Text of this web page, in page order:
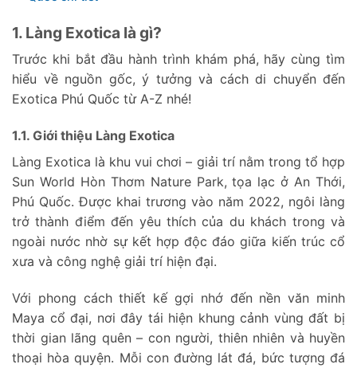
1. Làng Exotica là gì?
Trước khi bắt đầu hành trình khám phá, hãy cùng tìm
hiểu về nguồn gốc, ý tưởng và cách di chuyển đến
Exotica Phú Quốc từ A-Z nhé!
1.1. Giới thiệu Làng Exotica
Làng Exotica là khu vui chơi – giải trí nằm trong tổ hợp
Sun World Hòn Thơm Nature Park, tọa lạc ở An Thới,
Phú Quốc. Được khai trương vào năm 2022, ngôi làng
trở thành điểm đến yêu thích của du khách trong và
ngoài nước nhờ sự kết hợp độc đáo giữa kiến trúc cổ
xưa và công nghệ giải trí hiện đại.
Với phong cách thiết kế gợi nhớ đến nền văn minh
Maya cổ đại, nơi đây tái hiện khung cảnh vùng đất bị
thời gian lãng quên – con người, thiên nhiên và huyền
thoại hòa quyện. Mỗi con đường lát đá, bức tượng đá